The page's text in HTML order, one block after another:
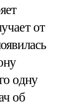
от
одну
об